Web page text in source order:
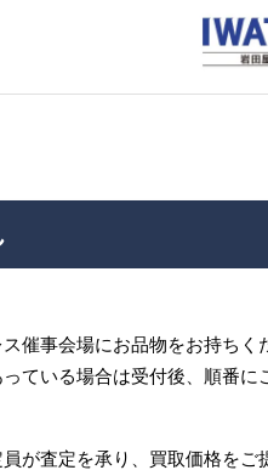
ス催事会場にお品物をお持ちく
ている場合は受付後、順番に
が査定を承り、買取価格をご